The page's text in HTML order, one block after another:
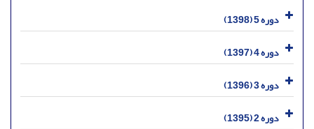
دوره 5 (1398)
دوره 4 (1397)
دوره 3 (1396)
دوره 2 (1395)